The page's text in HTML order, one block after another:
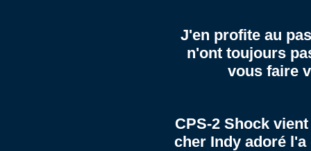
J'en profite au
n'ont toujours
vous faire
CPS-2 Shock
cher Indy adoré